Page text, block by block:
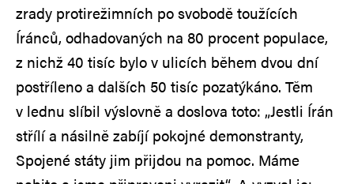
zrady protirežimních po svobodě toužících
Íránců, odhadovaných na 80 procent populace,
z nichž 40 tisíc bylo v ulicích během dvou dní
postříleno a dalších 50 tisíc pozatýkáno. Těm
v lednu slíbil výslovně a doslova toto: „Jestli Írán
střílí a násilně zabíjí pokojné demonstranty,
Spojené státy jim přijdou na pomoc. Máme